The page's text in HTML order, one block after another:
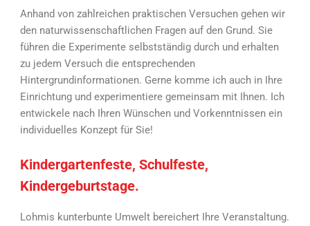
Anhand von zahlreichen praktischen Versuchen gehen wir
den naturwissenschaftlichen Fragen auf den Grund. Sie
führen die Experimente selbstständig durch und erhalten
zu jedem Versuch die entsprechenden
Hintergrundinformationen. Gerne komme ich auch in Ihre
Einrichtung und experimentiere gemeinsam mit Ihnen. Ich
entwickele nach Ihren Wünschen und Vorkenntnissen ein
individuelles Konzept für Sie!
Kindergartenfeste, Schulfeste,
Kindergeburtstage.
Lohmis kunterbunte Umwelt bereichert Ihre Veranstaltung.